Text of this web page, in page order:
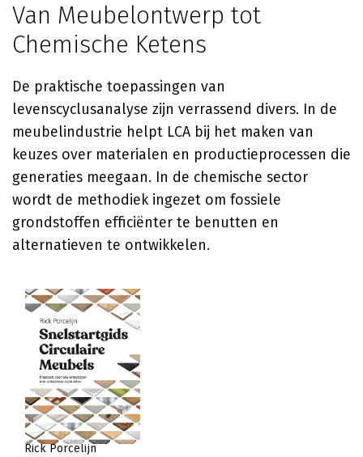
Van Meubelontwerp tot
Chemische Ketens
De praktische toepassingen van
levenscyclusanalyse zijn verrassend divers. In de
meubelindustrie helpt LCA bij het maken van
keuzes over materialen en productieprocessen die
generaties meegaan. In de chemische sector
wordt de methodiek ingezet om fossiele
grondstoffen efficiënter te benutten en
alternatieven te ontwikkelen.
Rick Porcelijn